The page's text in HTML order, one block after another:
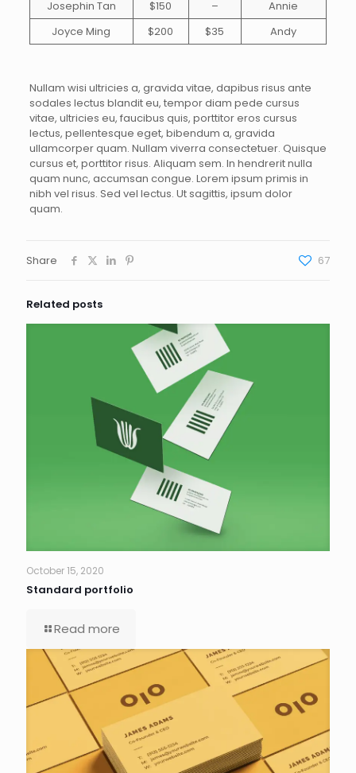
Josephin Tan $150 –
Annie
Joyce Ming
$200 $35 Andy
Nullam wisi ultricies a, gravida vitae, dapibus risus ante
sodales lectus blandit eu, tempor diam pede cursus
vitae, ultricies eu, faucibus quis, porttitor eros cursus
lectus, pellentesque eget, bibendum a, gravida
ullamcorper quam. Nullam viverra consectetuer. Quisque
cursus et, porttitor risus. Aliquam sem. In hendrerit nulla
quam nunc, accumsan congue. Lorem ipsum primis in
nibh vel risus. Sed vel lectus. Ut sagittis, ipsum dolor
quam.
Share 67
Related posts
October 15, 2020
Standard portfolio
Read more